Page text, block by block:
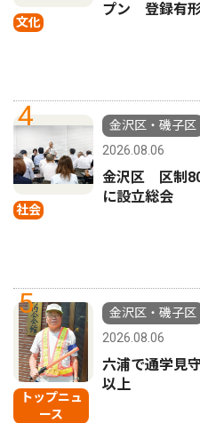
文化
プン 登録有
4
社会
金沢区・磯子区
2026.08.06
金沢区 区制
に設立総会
5
トップニュ
ース
金沢区・磯子区
2026.08.06
六浦で通学見
以上